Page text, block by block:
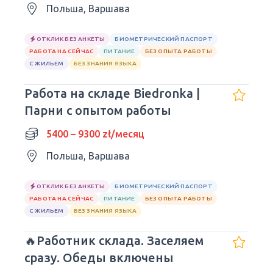
Польша, Варшава
ОТКЛИК БЕЗ АНКЕТЫ
БИОМЕТРИЧЕСКИЙ ПАСПОРТ
РАБОТА НА СЕЙЧАС
ПИТАНИЕ
БЕЗ ОПЫТА РАБОТЫ
С ЖИЛЬЕМ
БЕЗ ЗНАНИЯ ЯЗЫКА
Работа на складе Biedronka |
Парни с опытом работы
5400 – 9300 zł/месяц
Польша, Варшава
ОТКЛИК БЕЗ АНКЕТЫ
БИОМЕТРИЧЕСКИЙ ПАСПОРТ
РАБОТА НА СЕЙЧАС
ПИТАНИЕ
БЕЗ ОПЫТА РАБОТЫ
С ЖИЛЬЕМ
БЕЗ ЗНАНИЯ ЯЗЫКА
🔥Работник склада. Заселяем
сразу. Обеды включены